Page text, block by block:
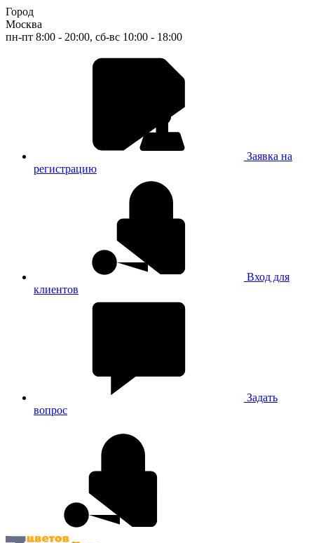
Город
Москва
пн-пт 8:00 - 20:00, сб-вс 10:00 - 18:00
Заявка на
регистрацию
Вход для
клиентов
Задать
вопрос